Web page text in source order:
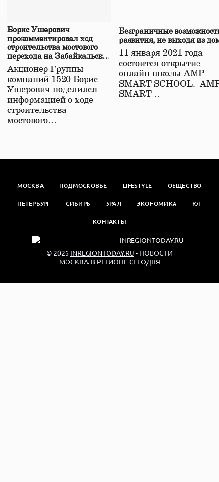
Борис Ушерович
прокомментировал ход
строительства мостового
перехода на Забайкальской
железной дороге
Акционер Группы
компаний 1520 Борис
Ушерович поделился
информацией о ходе
строительства
мостового…
Безграничные
развития, не выходя из
11 января 2021 года
состоится открытие
онлайн-школы АМР
SMART SCHOOL.
SMART…
МОСКВА ПОДМОСКОВЬЕ LIFESTYLE ОБЩЕСТВО
ПЕТЕРБУРГ СИБИРЬ УРАЛ ЭКОНОМИКА ЮГ
КОНТАКТЫ
© 2026 INREGIONTODAY.RU - НОВОСТИ
МОСКВА. В РЕГИОНЕ СЕГОДНЯ